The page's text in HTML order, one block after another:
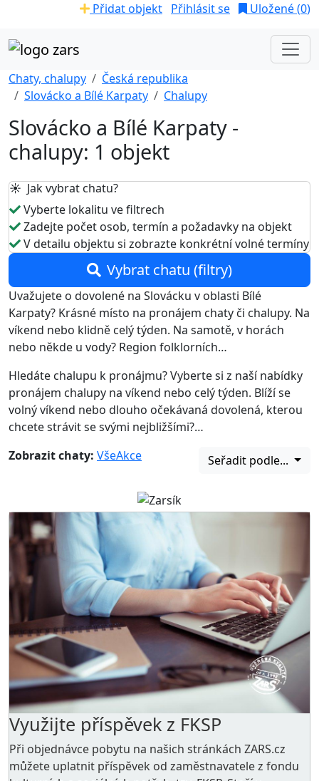
Přidat objekt Přihlásit se Uložené (0)
Chaty, chalupy
Česká republika
Slovácko a Bílé Karpaty
Chalupy
Slovácko a Bílé Karpaty -
chalupy: 1 objekt
☀️ Jak vybrat chatu?
Vyberte lokalitu ve filtrech
Zadejte počet osob, termín a požadavky na objekt
V detailu objektu si zobrazte konkrétní volné termíny
Vybrat chatu (filtry)
Uvažujete o dovolené na Slovácku v oblasti Bílé
Karpaty? Krásné místo na pronájem chaty či chalupy. Na
víkend nebo klidně celý týden. Na samotě, v horách
nebo někde u vody? Region folklorních…
Hledáte chalupu k pronájmu? Vyberte si z naší nabídky
pronájem chalupy na víkend nebo celý týden. Blíží se
volný víkend nebo dlouho očekávaná dovolená, kterou
chcete strávit se svými nejbližšími?…
Zobrazit chaty: VšeAkce Seřadit podle...
Využijte příspěvek z FKSP
Při objednávce pobytu na našich stránkách ZARS.cz
můžete uplatnit příspěvek od zaměstnavatele z fondu